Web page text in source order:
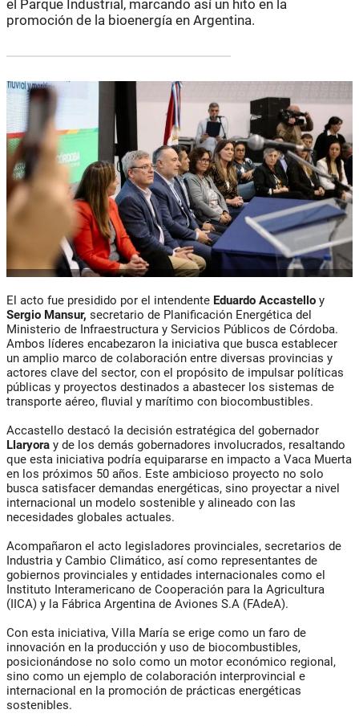
el Parque Industrial, marcando así un hito en la
promoción de la bioenergía en Argentina.
El acto fue presidido por el intendente Eduardo Accastello y
Sergio Mansur, secretario de Planificación Energética del
Ministerio de Infraestructura y Servicios Públicos de Córdoba.
Ambos líderes encabezaron la iniciativa que busca establecer
un amplio marco de colaboración entre diversas provincias y
actores clave del sector, con el propósito de impulsar políticas
públicas y proyectos destinados a abastecer los sistemas de
transporte aéreo, fluvial y marítimo con biocombustibles.
Accastello destacó la decisión estratégica del gobernador
Llaryora y de los demás gobernadores involucrados, resaltando
que esta iniciativa podría equipararse en impacto a Vaca Muerta
en los próximos 50 años. Este ambicioso proyecto no solo
busca satisfacer demandas energéticas, sino proyectar a nivel
internacional un modelo sostenible y alineado con las
necesidades globales actuales.
Acompañaron el acto legisladores provinciales, secretarios de
Industria y Cambio Climático, así como representantes de
gobiernos provinciales y entidades internacionales como el
Instituto Interamericano de Cooperación para la Agricultura
(IICA) y la Fábrica Argentina de Aviones S.A (FAdeA).
Con esta iniciativa, Villa María se erige como un faro de
innovación en la producción y uso de biocombustibles,
posicionándose no solo como un motor económico regional,
sino como un ejemplo de colaboración interprovincial e
internacional en la promoción de prácticas energéticas
sostenibles.